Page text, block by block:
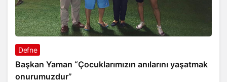
Defne
Başkan Yaman “Çocuklarımızın anılarını yaşatmak
onurumuzdur”